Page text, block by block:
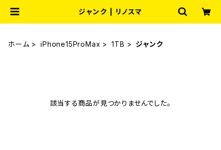
ジャンク | リノスマ
ホーム iPhone15ProMax 1TB ジャンク
該当する商品が見つかりませんでした。